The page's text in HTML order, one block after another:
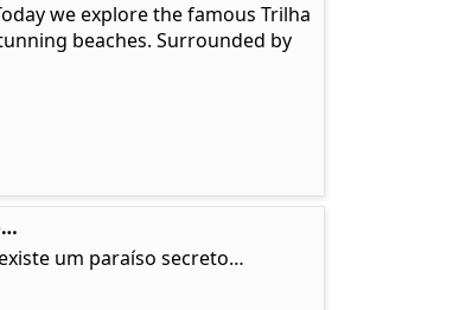
we explore the famous Trilha
beaches. Surrounded by
um paraíso secreto…